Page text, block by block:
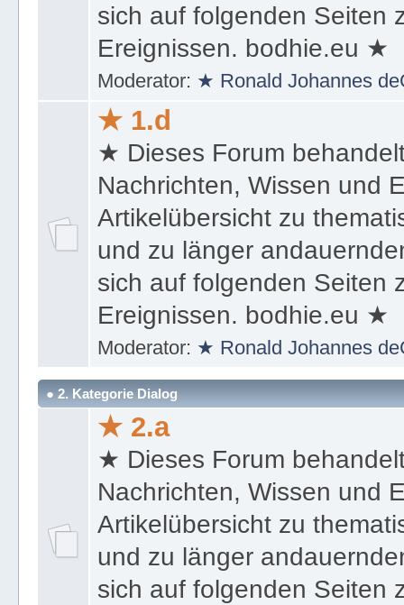
sich auf folgenden Seiten
Ereignissen. bodhie.eu ★
Moderator: ★ Ronald Johannes
★ 1.d
★ Dieses Forum
Nachrichten, Wissen und
Artikelübersicht zu
und zu länger
sich auf folgenden Seiten
Ereignissen. bodhie.eu ★
Moderator: ★ Ronald Johannes
● 2. Kategorie Dialog
★ 2.a
★ Dieses Forum
Nachrichten, Wissen und
Artikelübersicht zu
und zu länger
sich auf folgenden Seiten